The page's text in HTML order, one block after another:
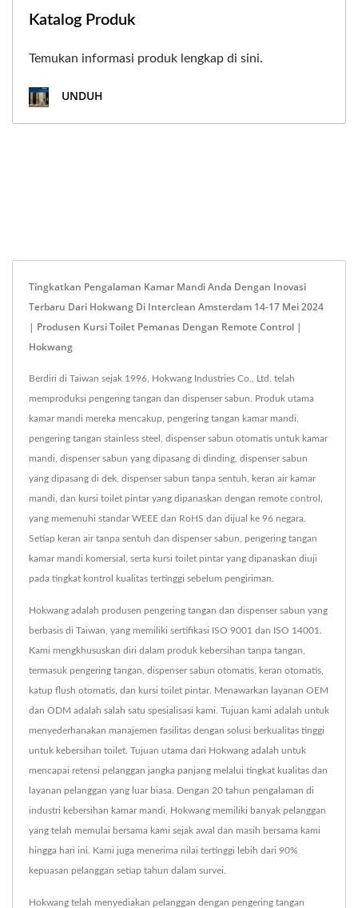
Katalog Produk
Temukan informasi produk lengkap di sini.
UNDUH
Tingkatkan Pengalaman Kamar Mandi Anda Dengan Inovasi
Terbaru Dari Hokwang Di Interclean Amsterdam 14-17 Mei 2024
| Produsen Kursi Toilet Pemanas Dengan Remote Control |
Hokwang
Berdiri di Taiwan sejak 1996, Hokwang Industries Co., Ltd. telah
memproduksi pengering tangan dan dispenser sabun. Produk utama
kamar mandi mereka mencakup, pengering tangan kamar mandi,
pengering tangan stainless steel, dispenser sabun otomatis untuk kamar
mandi, dispenser sabun yang dipasang di dinding, dispenser sabun
yang dipasang di dek, dispenser sabun tanpa sentuh, keran air kamar
mandi, dan kursi toilet pintar yang dipanaskan dengan remote control,
yang memenuhi standar WEEE dan RoHS dan dijual ke 96 negara.
Setiap keran air tanpa sentuh dan dispenser sabun, pengering tangan
kamar mandi komersial, serta kursi toilet pintar yang dipanaskan diuji
pada tingkat kontrol kualitas tertinggi sebelum pengiriman.
Hokwang adalah produsen pengering tangan dan dispenser sabun yang
berbasis di Taiwan, yang memiliki sertifikasi ISO 9001 dan ISO 14001.
Kami mengkhususkan diri dalam produk kebersihan tanpa tangan,
termasuk pengering tangan, dispenser sabun otomatis, keran otomatis,
katup flush otomatis, dan kursi toilet pintar. Menawarkan layanan OEM
dan ODM adalah salah satu spesialisasi kami. Tujuan kami adalah untuk
menyederhanakan manajemen fasilitas dengan solusi berkualitas tinggi
untuk kebersihan toilet. Tujuan utama dari Hokwang adalah untuk
mencapai retensi pelanggan jangka panjang melalui tingkat kualitas dan
layanan pelanggan yang luar biasa. Dengan 20 tahun pengalaman di
industri kebersihan kamar mandi, Hokwang memiliki banyak pelanggan
yang telah memulai bersama kami sejak awal dan masih bersama kami
hingga hari ini. Kami juga menerima nilai tertinggi lebih dari 90%
kepuasan pelanggan setiap tahun dalam survei.
Hokwang telah menyediakan pelanggan dengan pengering tangan